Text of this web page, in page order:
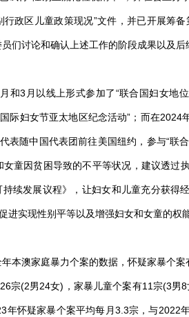
行政区儿童政策现况”文件，并已开展筹
们讨论和确认上述工作的阶段成果以及后
和3月以线上形式参加了“联合国妇女地
际妇女节亚太地区纪念活动”；而在2024
表随中国代表团前往美国纽约，参与“联
女童因贫困导致的不平等状况，建议透过
续发展议程》，让妇女和儿童充分获得
进实现性别平等以及增强妇女和女童的权
本澳家庭暴力个案的数据，怀疑家暴个
宗(2男24女)，家暴儿童个案有11宗(3男
年怀疑家暴个案平均每月3.3宗，与2022